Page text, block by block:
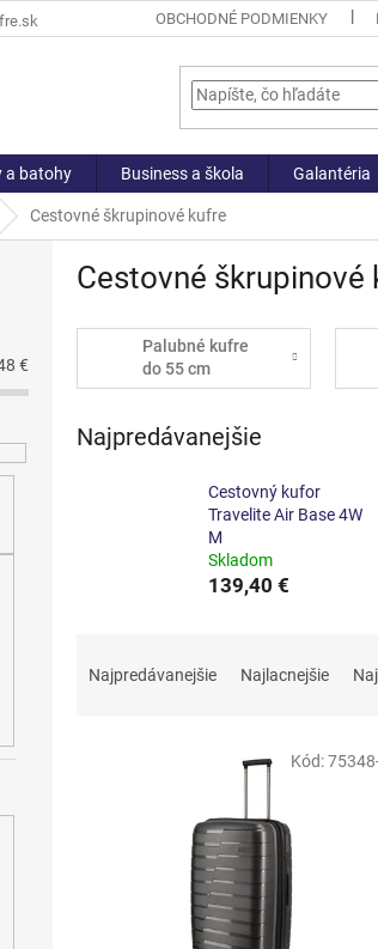
OBCHODNÉ PODMIENKY
a batohy Business a škola Galantéria
Cestovné škrupinové kufre
€
Cestovné škrupinové
Palubné kufre
do 55 cm
Najpredávanejšie
Cestovný kufor
Travelite Air Base 4W
M
Skladom
139,40 €
Najpredávanejšie Najlacnejšie
Kód: